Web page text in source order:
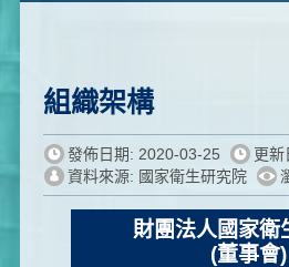
組織架構
發佈日期: 2020-03-25
更
資料來源: 國家衛生研究院
財團法人國家衛
(董事會)